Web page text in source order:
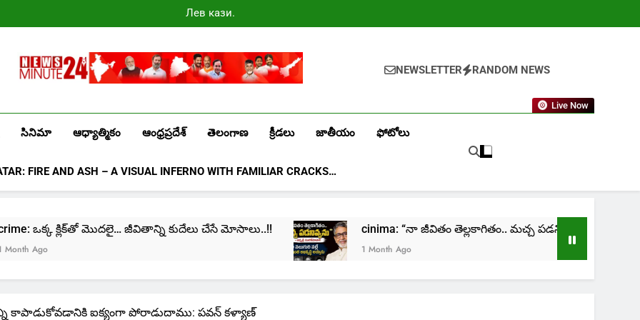
Лев казино
промокоды
Newsminute24
NEWSLETTER RANDOM NEWS
Live Now
సినిమా ఆధ్యాత్మికం ఆంధ్రప్రదేశ్ తెలంగాణ క్రీడలు జాతీయం ఫోటోలు
FIRE AND ASH – A VISUAL INFERNO WITH FAMILIAR CRACKS…
కుదేలు చేసే మోసాలు..!! cinima: “నా జీవితం తెల్లకాగితం.. మచ్చ పడనివ్వను”: మురళీమోహన్
కాపాడుకోవడానికి ఐక్యంగా పోరాడుదాము: పవన్ కళ్యాణ్